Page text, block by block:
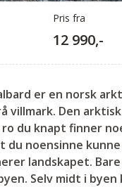
Pris fra
12 990,-
er en norsk
villmark. Den
du knapt finner
noensinne
landskapet. Bare
Selv midt i